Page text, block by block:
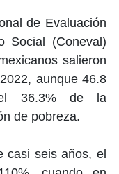
de Evaluación
Social (Coneval)
salieron
aunque 46.8
36.3% de la
de pobreza.
casi seis años, el